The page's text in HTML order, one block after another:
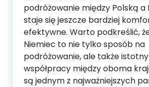
podróżowanie między Polską a
staje się jeszcze bardziej
efektywne. Warto podkreślić,
Niemiec to nie tylko sposób na
podróżowanie, ale także
współpracy między oboma
są jednym z najważniejszych